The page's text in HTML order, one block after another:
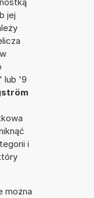
jej
lub '9
i
można